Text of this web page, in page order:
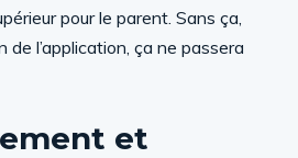
pour le parent. Sans ça,
de l’application, ça ne passera
et